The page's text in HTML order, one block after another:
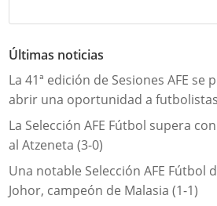
Últimas noticias
La 41ª edición de Sesiones AFE se
abrir una oportunidad a
La Selección AFE Fútbol supera
al Atzeneta (3-0)
Una notable Selección AFE Fútbol
Johor, campeón de Malasia (1-1)